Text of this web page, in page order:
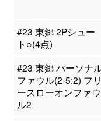
#23 東郷 2Pシュー
ト○(4点)
#23 東郷 パーソナ
ファウル(2-5:2) フリ
ースローオンファウ
ル2